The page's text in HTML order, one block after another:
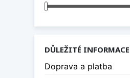
DŮLEŽITÉ INFORMACE
Doprava a platba